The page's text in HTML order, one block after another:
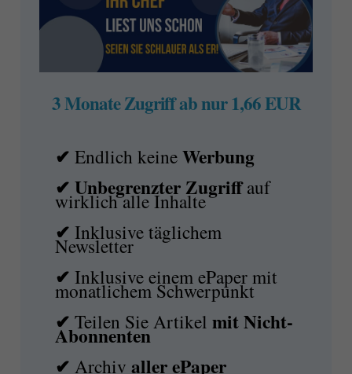
3 Monate Zugriff ab nur 1,66 EUR
✔Endlich keineWerbung
✔ Unbegrenzter Zugriffauf
wirklich alle Inhalte
✔Inklusive täglichem
Newsletter
✔Inklusive einem ePaper mit
monatlichem Schwerpunkt
✔Teilen Sie ArtikelmitNicht-
Abonnenten
✔Archivaller ePaper